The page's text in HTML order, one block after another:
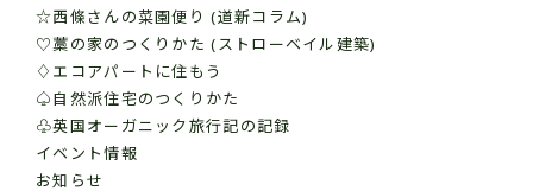
☆西條さんの菜園便り (道新コラム)
♡藁の家のつくりかた (ストローベイル建築)
♢エコアパートに住もう
♤自然派住宅のつくりかた
♧英国オーガニック旅行記の記録
イベント情報
お知らせ